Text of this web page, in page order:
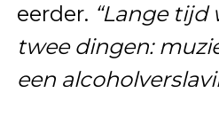
eerder. “Lange tijd
twee dingen:
een